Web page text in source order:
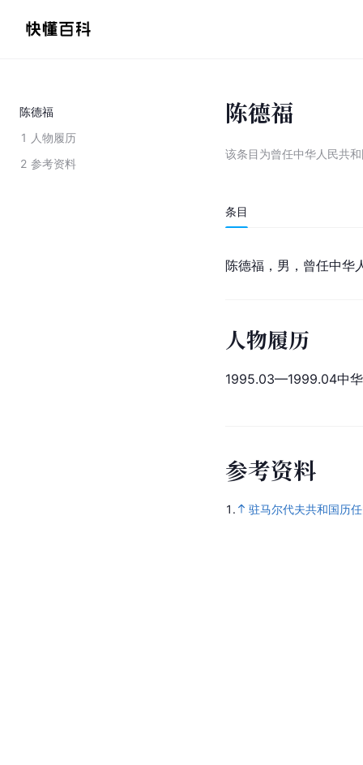
陈德福
1 人物履历
2 参考资料
陈德福
该条目为曾任中华人民共
条目
陈德福，男，曾任中华
人物履历
1995.03—1999.04中华
参考资料
1. 驻马尔代夫共和国历